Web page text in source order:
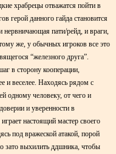
храбрецы отважатся пойти в
герой данного гайда становится
нервничающая пати/рейд, и враги,
же, у обычных игроков все это
“железного друга”.
в сторону кооперации,
и веселее. Находясь рядом с
одному человеку, от чего и
и уверенности в
настоящий мастер своего
под вражеской атакой, порой
зато выхилить ддшника, чтобы